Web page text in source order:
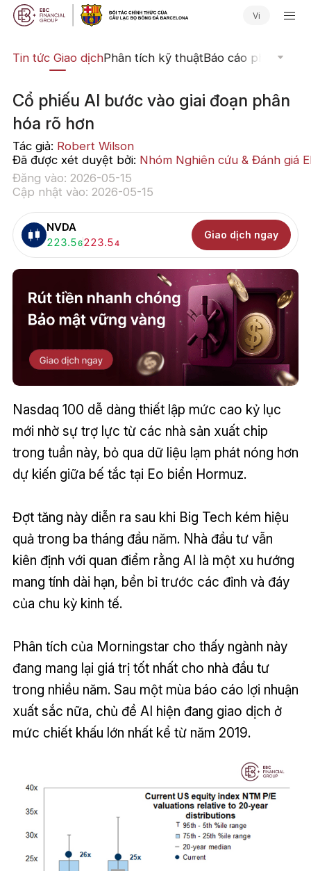
Vi
Tin tức Giao dịchPhân tích kỹ thuậtBáo cáo phân tích
Cổ phiếu AI bước vào giai đoạn phân
hóa rõ hơn
Tác giả: Robert Wilson
Đã được xét duyệt bởi: Nhóm Nghiên cứu & Đánh giá
Đăng vào: 2026-05-15
Cập nhật vào: 2026-05-15
NVDA
Mua:
223.56Bán:
223.54
Giao dịch ngay
Nasdaq 100 dễ dàng thiết lập mức cao kỷ lục
mới nhờ sự trợ lực từ các nhà sản xuất chip
trong tuần này, bỏ qua dữ liệu lạm phát nóng hơn
dự kiến giữa bế tắc tại Eo biển Hormuz.
Đợt tăng này diễn ra sau khi Big Tech kém hiệu
quả trong ba tháng đầu năm. Nhà đầu tư vẫn
kiên định với quan điểm rằng AI là một xu hướng
mang tính dài hạn, bền bỉ trước các đỉnh và đáy
của chu kỳ kinh tế.
Phân tích của Morningstar cho thấy ngành này
đang mang lại giá trị tốt nhất cho nhà đầu tư
trong nhiều năm. Sau một mùa báo cáo lợi nhuận
xuất sắc nữa, chủ đề AI hiện đang giao dịch ở
mức chiết khấu lớn nhất kể từ năm 2019.